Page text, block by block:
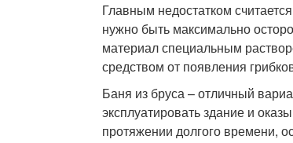
Главным недостатком
нужно быть максимально
материал специальным
средством от появления
Баня из бруса – отличный
эксплуатировать здание и
протяжении долгого времени,